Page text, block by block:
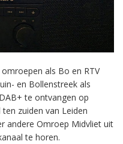
als Bo en RTV
en Bollenstreek als
te ontvangen op
zuiden van Leiden
andere Omroep Midvliet uit
te horen.